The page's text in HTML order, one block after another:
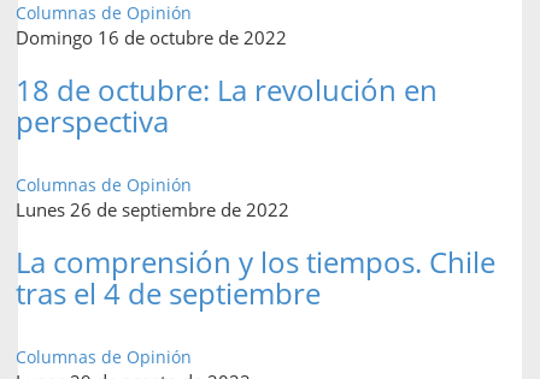
Columnas de Opinión
Domingo 16 de octubre de 2022
18 de octubre: La revolución en
perspectiva
Columnas de Opinión
Lunes 26 de septiembre de 2022
La comprensión y los tiempos. Chile
tras el 4 de septiembre
Columnas de Opinión